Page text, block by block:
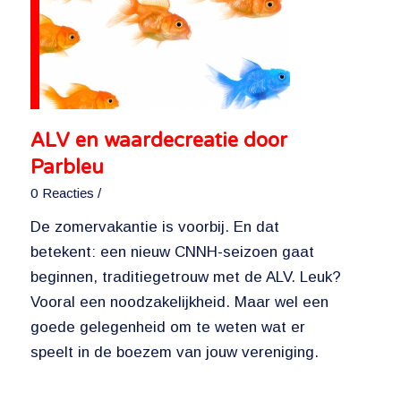
ALV en waardecreatie door
Parbleu
0 Reacties /
De zomervakantie is voorbij. En dat
betekent: een nieuw CNNH-seizoen gaat
beginnen, traditiegetrouw met de ALV. Leuk?
Vooral een noodzakelijkheid. Maar wel een
goede gelegenheid om te weten wat er
speelt in de boezem van jouw vereniging.